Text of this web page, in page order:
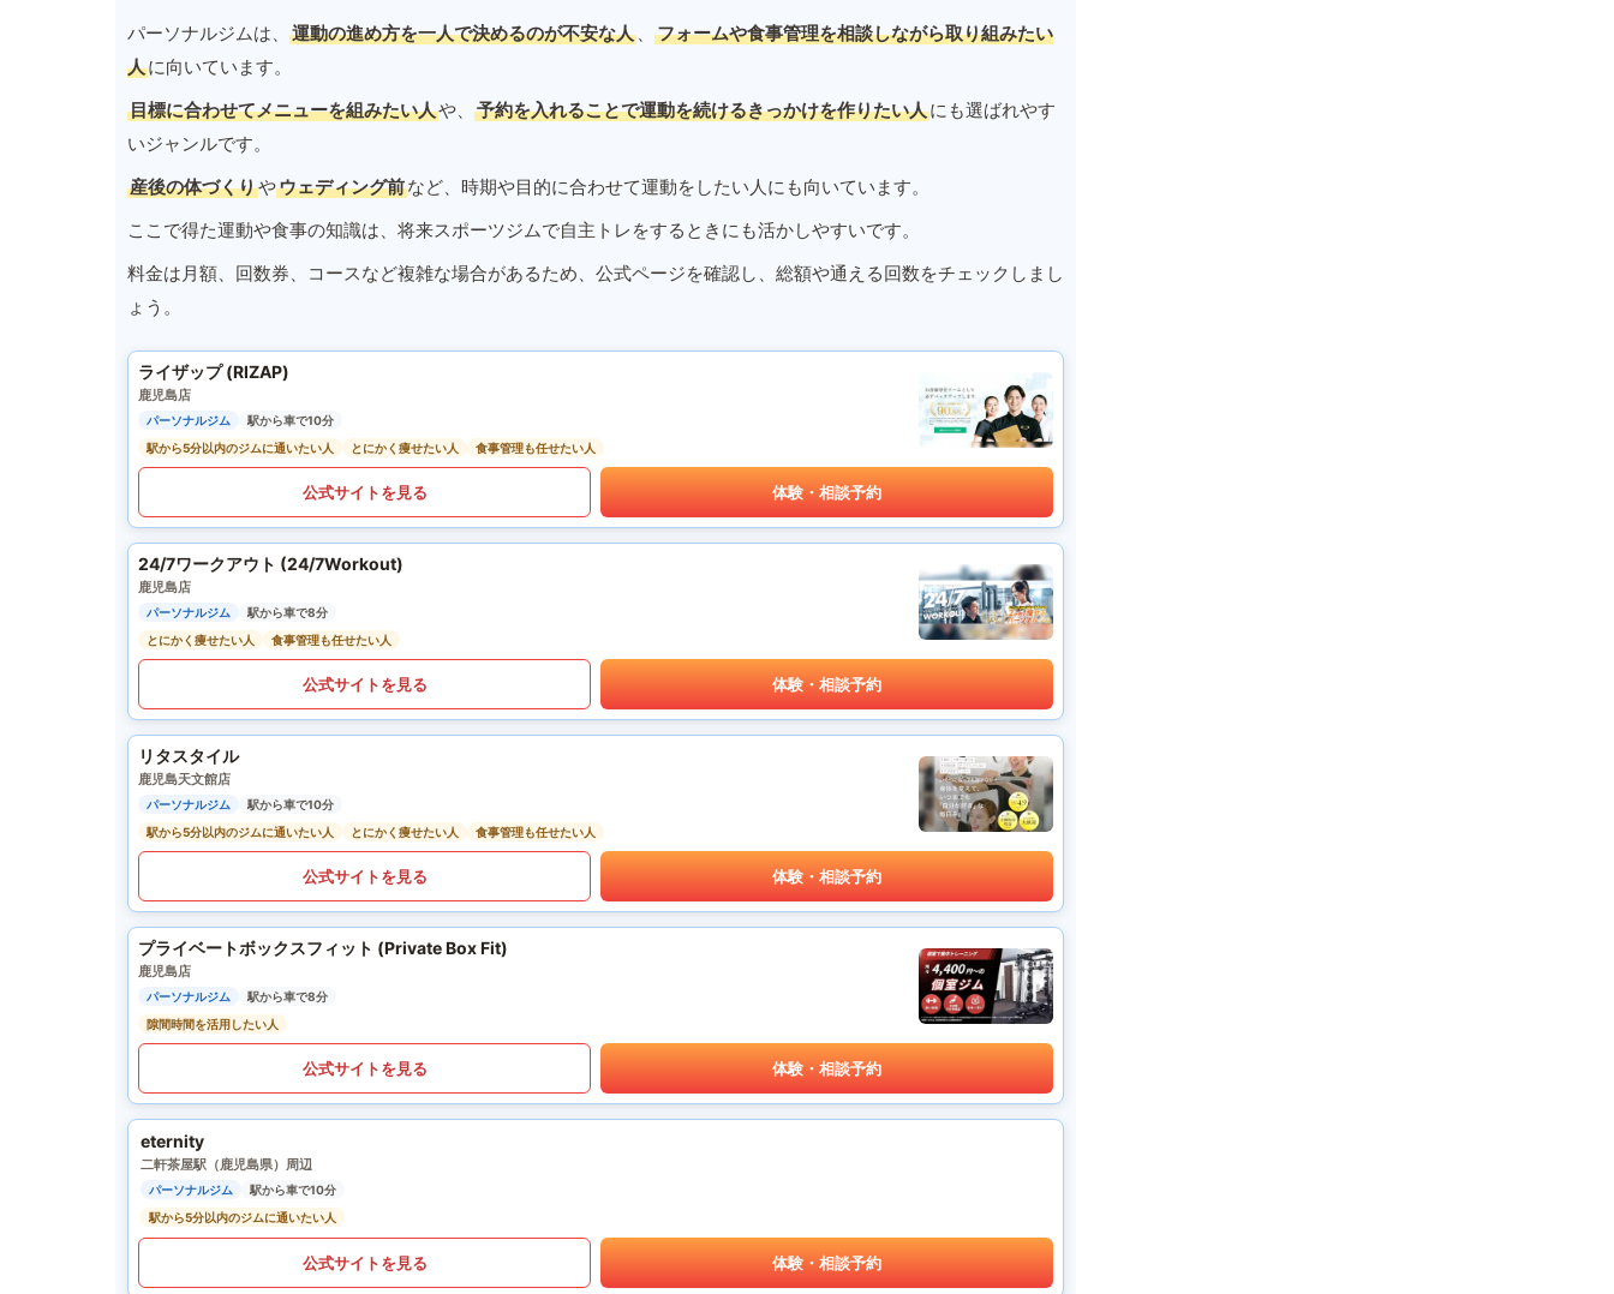
パーソナルジムは、 運動の進め方を一人で決めるのが不安な人 、
フォームや食事管理を相談しながら取り組みたい
人に向いています。
目標に合わせてメニューを組みたい人や、 予約を入れることで運動を続けるきっかけを作りたい人にも選ばれやす
いジャンルです。
産後の体づくりやウェディング前など、時期や目的に合わせて運動をしたい人にも向いています。
ここで得た運動や食事の知識は、将来スポーツジムで自主トレをするときにも活かしやすいです。
料金は月額、回数券、コースなど複雑な場合があるため、公式ページを確認し、総額や通える回数をチェックしまし
ょう。
ライザップ (RIZAP)
鹿児島店
パーソナルジム
駅から車で10分
駅から5分以内のジムに通いたい人
とにかく痩せたい人 食事管理も任せたい人
公式サイトを見る 体験・相談予約
24/7ワークアウト (24/7Workout)
鹿児島店
パーソナルジム
駅から車で8分
とにかく痩せたい人
食事管理も任せたい人
公式サイトを見る 体験・相談予約
リタスタイル
鹿児島天文館店
パーソナルジム
駅から車で10分
駅から5分以内のジムに通いたい人
とにかく痩せたい人 食事管理も任せたい人
公式サイトを見る 体験・相談予約
プライベートボックスフィット (Private Box Fit)
鹿児島店
パーソナルジム
駅から車で8分
隙間時間を活用したい人
公式サイトを見る 体験・相談予約
eternity
二軒茶屋駅（鹿児島県）周辺
パーソナルジム
駅から車で10分
駅から5分以内のジムに通いたい人
公式サイトを見る 体験・相談予約